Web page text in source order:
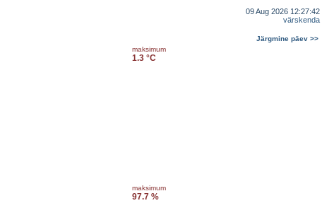
09 Aug 2026 12:27:42
värskenda
Järgmine päev >>
maksimum
1.3 °C
maksimum
97.7 %